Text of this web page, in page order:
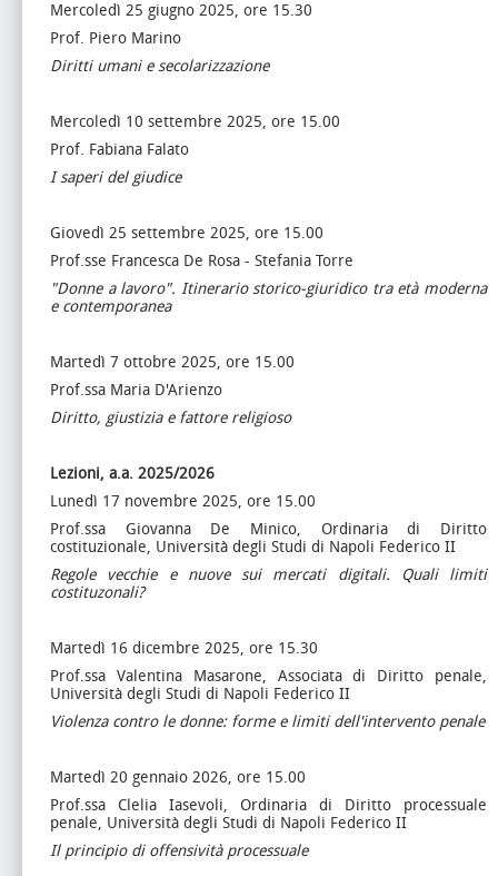
Mercoledì 25 giugno 2025, ore 15.30
Prof. Piero Marino
Diritti umani e secolarizzazione
Mercoledì 10 settembre 2025, ore 15.00
Prof. Fabiana Falato
I saperi del giudice
Giovedì 25 settembre 2025, ore 15.00
Prof.sse Francesca De Rosa - Stefania Torre
"Donne a lavoro". Itinerario storico-giuridico tra età moderna
e contemporanea
Martedì 7 ottobre 2025, ore 15.00
Prof.ssa Maria D'Arienzo
Diritto, giustizia e fattore religioso
Lezioni, a.a. 2025/2026
Lunedì 17 novembre 2025, ore 15.00
Prof.ssa Giovanna De Minico, Ordinaria di Diritto
costituzionale, Università degli Studi di Napoli Federico II
Regole vecchie e nuove sui mercati digitali. Quali limiti
costituzonali?
Martedì 16 dicembre 2025, ore 15.30
Prof.ssa Valentina Masarone, Associata di Diritto penale,
Università degli Studi di Napoli Federico II
Violenza contro le donne: forme e limiti dell'intervento penale
Martedì 20 gennaio 2026, ore 15.00
Prof.ssa Clelia Iasevoli, Ordinaria di Diritto processuale
penale, Università degli Studi di Napoli Federico II
Il principio di offensività processuale